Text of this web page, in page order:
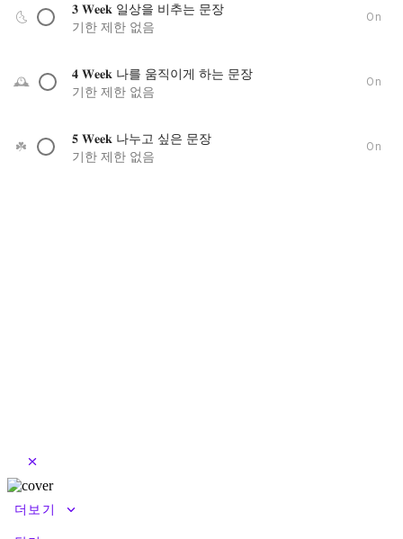
🌜️
𝟑 𝐖𝐞𝐞𝐤 일상을 비추는 문장
기한 제한 없음
On
🕰️
𝟒 𝐖𝐞𝐞𝐤 나를 움직이게 하는 문장
기한 제한 없음
On
☘️
𝟓 𝐖𝐞𝐞𝐤 나누고 싶은 문장
기한 제한 없음
On
close
더보기 keyboard_arrow_down